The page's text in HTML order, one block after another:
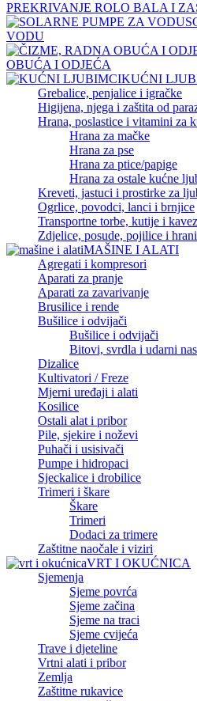
PREKRIVANJE ROLO BALA I
VODU
OBUĆA I ODJEĆA
KUĆNI
Grebalice, penjalice i igračke
Higijena, njega i zaštita od
Hrana, poslastice i vitamini za
Hrana za mačke
Hrana za pse
Hrana za ptice/papige
Hrana za ostale kućne
Kreveti, jastuci i prostirke za
Ogrlice, povodci, lanci i brnjice
Transportne torbe, kutije i
Zdjelice, posude, pojilice i
MAŠINE I ALATI
Agregati i kompresori
Aparati za pranje
Aparati za zavarivanje
Brusilice i rende
Bušilice i odvijači
Bušilice i odvijači
Bitovi, svrdla i udarni
Dizalice
Kultivatori / Freze
Mjerni uređaji i alati
Kosilice
Ostali alat i pribor
Pile, sjekire i noževi
Puhači i usisivači
Pumpe i hidropaci
Sjeckalice i drobilice
Trimeri i škare
Škare
Trimeri
Dodaci za trimere
Zaštitne naočale i viziri
VRT I OKUĆNICA
Sjemenja
Sjeme povrća
Sjeme začina
Sjeme na traci
Sjeme cvijeća
Trave i djeteline
Vrtni alati i pribor
Zemlja
Zaštitne rukavice